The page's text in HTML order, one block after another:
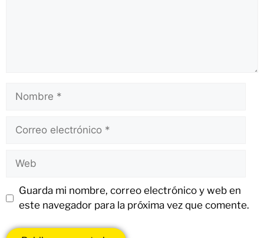
Guarda mi nombre, correo electrónico y web en
este navegador para la próxima vez que comente.